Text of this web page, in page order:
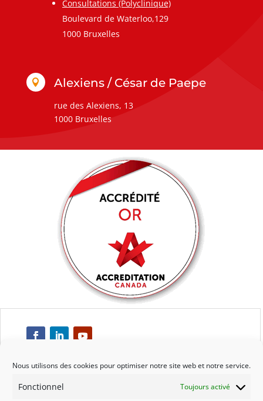
Nous utilisons des cookies pour optimiser notre site web et notre service.
Fonctionnel Toujours activé
Consultations (Polyclinique)
Boulevard de Waterloo,129
1000 Bruxelles
 Alexiens / César de Paepe
rue des Alexiens, 13
1000 Bruxelles
Respect